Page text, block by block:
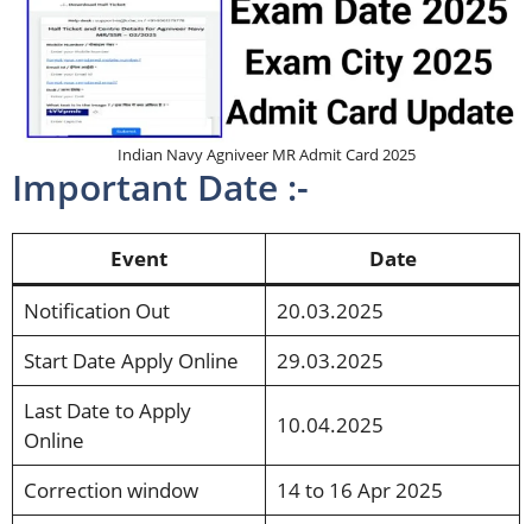
Indian Navy Agniveer MR Admit Card 2025
Important Date :-
Event
Date
Notification Out
20.03.2025
Start Date Apply Online
29.03.2025
Last Date to Apply
Online
10.04.2025
Correction window
14 to 16 Apr 2025